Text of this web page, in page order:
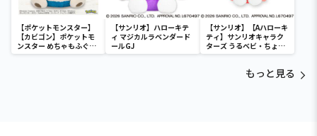
【ポケットモンスター】
【カビゴン】ポケットモ
ンスター めちゃもふぐっ
と ほっこりいやされぬい
【サンリオ】ハローキテ
ィ マジカルラベンダード
ールGJ
【サンリオ】【Aハローキ
ティ】サンリオキャラク
ターズ うるベビ・ちょい
デカドール
もっと見る